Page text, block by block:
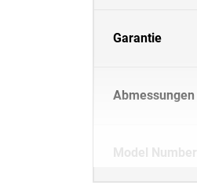
Garantie
Abmessungen
Model Number